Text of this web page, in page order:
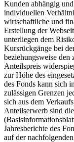
Kunden abhängig
individuellen
wirtschaftliche und
Erstellung der
unterliegen dem
Kursrückgänge bei
beziehungsweise den
Anteilspreis
zur Höhe des
des Fonds kann sich
zulässigen Grenzen
sich aus dem
Anteilserwerb sind
Jahresberichte des
auf der